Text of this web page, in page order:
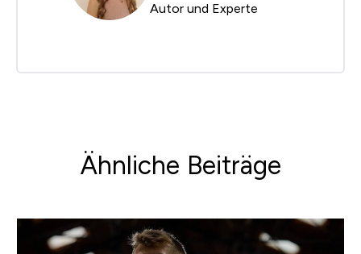
Autor und Experte
Ähnliche Beiträge